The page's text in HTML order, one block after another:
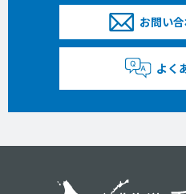
お問い
よく